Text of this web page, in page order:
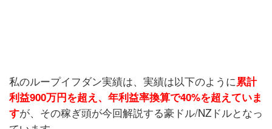
私のループイフダン実績は、実績は以下のように累計
利益900万円を超え、年利益率換算で40%を超えていま
すが、その稼ぎ頭が今回解説する豪ドル/NZドルとなっ